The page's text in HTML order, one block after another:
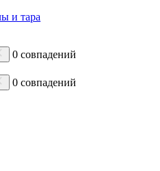
и тара
0 совпадений
0 совпадений